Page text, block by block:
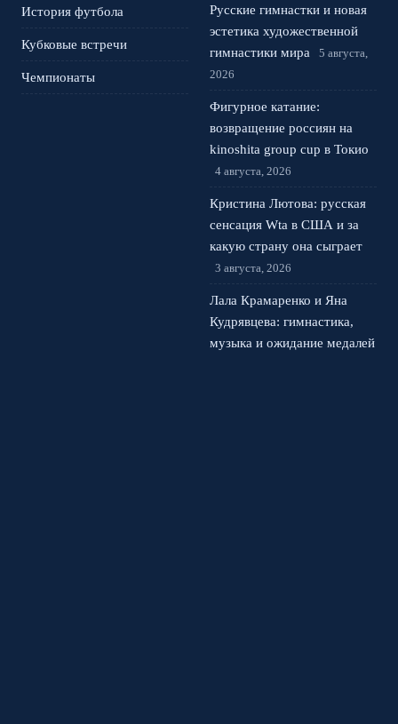
История футбола
Кубковые встречи
Чемпионаты
Русские гимнастки и новая
эстетика художественной
гимнастики мира
5 августа,
2026
Фигурное катание:
возвращение россиян на
kinoshita group cup в Токио
4 августа, 2026
Кристина Лютова: русская
сенсация Wta в США и за
какую страну она сыграет
3 августа, 2026
Лала Крамаренко и Яна
Кудрявцева: гимнастика,
музыка и ожидание медалей